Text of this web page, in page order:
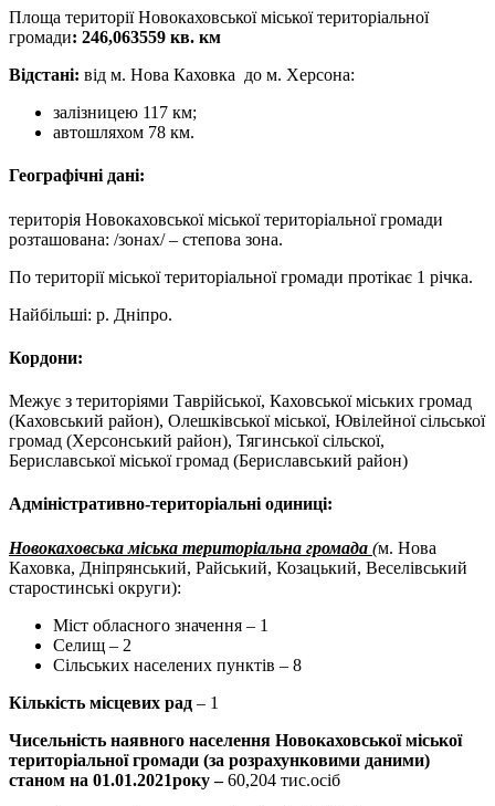
Площа території Новокаховської міської територіальної
громади: 246,063559 кв. км
Відстані: від м. Нова Каховка до м. Херсона:
залізницею 117 км;
автошляхом 78 км.
Географічні дані:
територія Новокаховської міської територіальної громади
розташована: /зонах/ – степова зона.
По території міської територіальної громади протікає 1 річка.
Найбільші: р. Дніпро.
Кордони:
Межує з територіями Таврійської, Каховської міських громад
(Каховський район), Олешківської міської, Ювілейної сільської
громад (Херсонський район), Тягинської сільскої,
Бериславської міської громад (Бериславський район)
Адміністративно-територіальні одиниці:
Новокаховська міська територіальна громада (м. Нова
Каховка, Дніпрянський, Райський, Козацький, Веселівський
старостинські округи):
Міст обласного значення – 1
Селищ – 2
Сільських населених пунктів – 8
Кількість місцевих рад – 1
Чисельність наявного населення Новокаховської міської
територіальної громади (за розрахунковими даними)
станом на 01.01.2021року–60,204 тис.осіб